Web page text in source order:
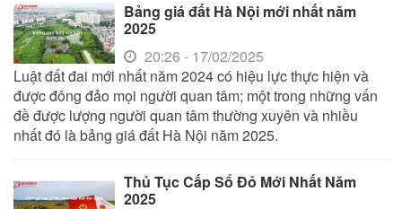
Bảng giá đất Hà Nội mới nhất năm
2025
20:26 - 17/02/2025
Luật đất đai mới nhất năm 2024 có hiệu lực thực hiện và
được đông đảo mọi người quan tâm; một trong những vấn
đề được lượng người quan tâm thường xuyên và nhiều
nhất đó là bảng giá đất Hà Nội năm 2025.
Thủ Tục Cấp Sổ Đỏ Mới Nhất Năm
2025